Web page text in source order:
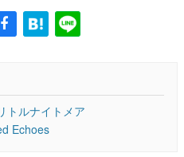
トルナイトメア
Echoes